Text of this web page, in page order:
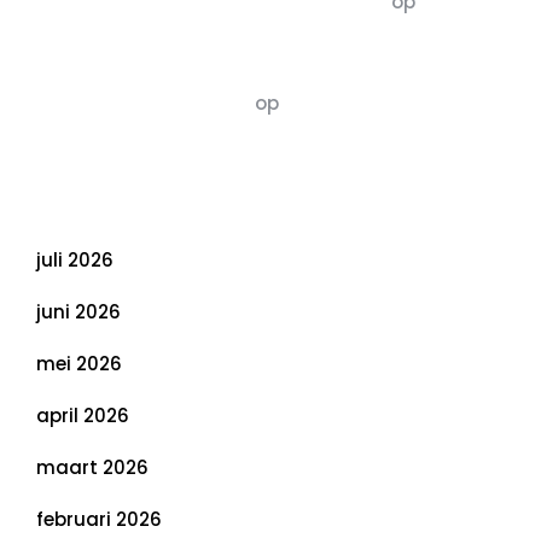
op
juli 2026
juni 2026
mei 2026
april 2026
maart 2026
februari 2026